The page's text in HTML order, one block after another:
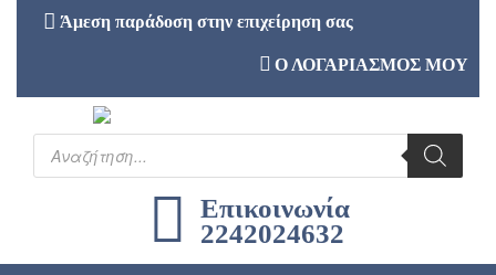
Άμεση παράδοση στην επιχείρηση σας
Ο ΛΟΓΑΡΙΑΣΜΟΣ ΜΟΥ
Επικοινωνία
2242024632